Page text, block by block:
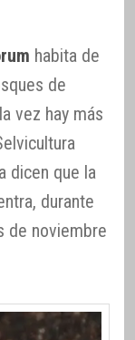
habita de
de
vez hay más
dicen que la
durante
de noviembre